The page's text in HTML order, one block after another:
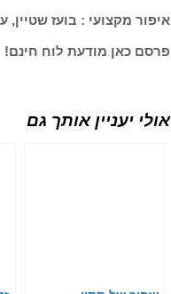
איפור מקצועי : בועז שטיין,
פרסם כאן מודעת לוח חינם!
אולי יעניין אותך גם